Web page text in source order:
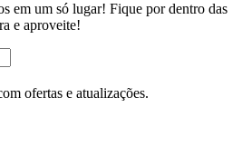
em um só lugar! Fique por dentro das
e aproveite!
ofertas e atualizações.